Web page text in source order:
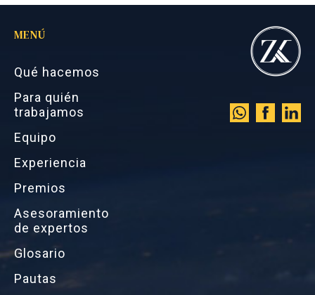
MENÚ
Qué hacemos
Para quién
trabajamos
Equipo
Experiencia
Premios
Asesoramiento
de expertos
Glosario
Pautas